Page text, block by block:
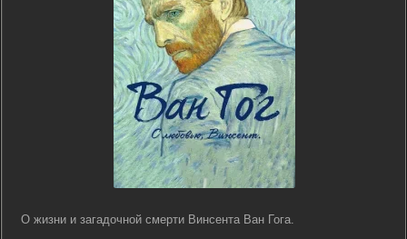
О жизни и загадочной смерти Винсента Ван Гога.